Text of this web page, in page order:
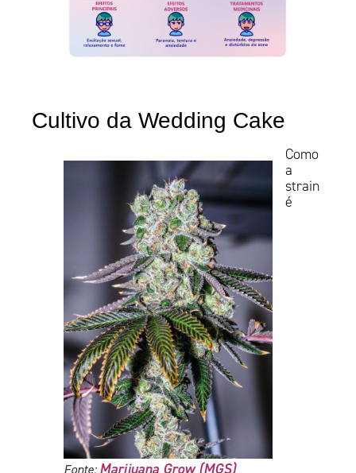
Cultivo da Wedding Cake
Fonte: Marijuana Grow (MGS)
Como
a
strain
é